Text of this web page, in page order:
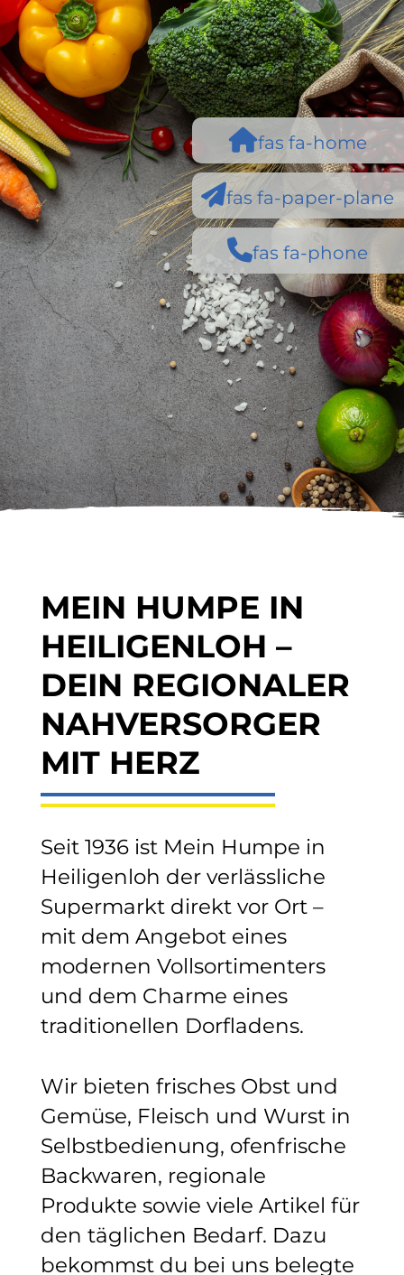
fas fa-home
fas fa-paper-plane
fas fa-phone
MEIN HUMPE IN
HEILIGENLOH –
DEIN REGIONALER
NAHVERSORGER
MIT HERZ
Seit 1936 ist Mein Humpe in
Heiligenloh der verlässliche
Supermarkt direkt vor Ort –
mit dem Angebot eines
modernen Vollsortimenters
und dem Charme eines
traditionellen Dorfladens.
Wir bieten frisches Obst und
Gemüse, Fleisch und Wurst in
Selbstbedienung, ofenfrische
Backwaren, regionale
Produkte sowie viele Artikel für
den täglichen Bedarf. Dazu
bekommst du bei uns belegte